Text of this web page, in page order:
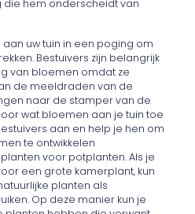
die hem onderscheidt van
uw tuin in een poging om
Bestuivers zijn belangrijk
van bloemen omdat ze
de meeldraden van de
naar de stamper van de
wat bloemen aan je tuin toe
aan en help je hen om
te ontwikkelen
voor potplanten. Als je
een grote kamerplant, kun
planten als
Op deze manier kun je